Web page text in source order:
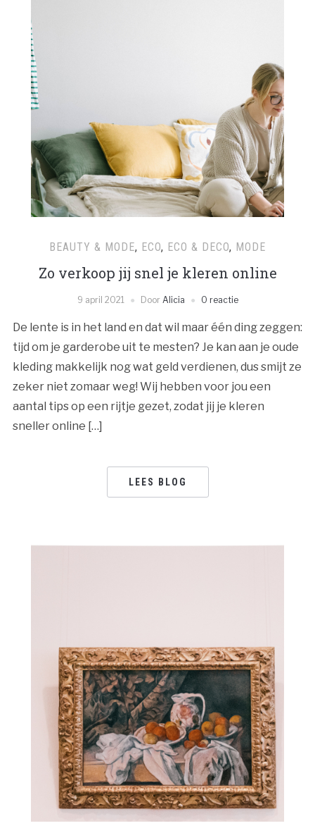
BEAUTY & MODE, ECO, ECO & DECO, MODE
Zo verkoop jij snel je kleren online
9 april 2021 Door Alicia 0 reactie
De lente is in het land en dat wil maar één ding zeggen:
tijd om je garderobe uit te mesten? Je kan aan je oude
kleding makkelijk nog wat geld verdienen, dus smijt ze
zeker niet zomaar weg! Wij hebben voor jou een
aantal tips op een rijtje gezet, zodat jij je kleren
sneller online […]
LEES BLOG